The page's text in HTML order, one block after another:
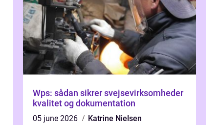
Wps: sådan sikrer svejsevirksomheder
kvalitet og dokumentation
05 june 2026
Katrine Nielsen